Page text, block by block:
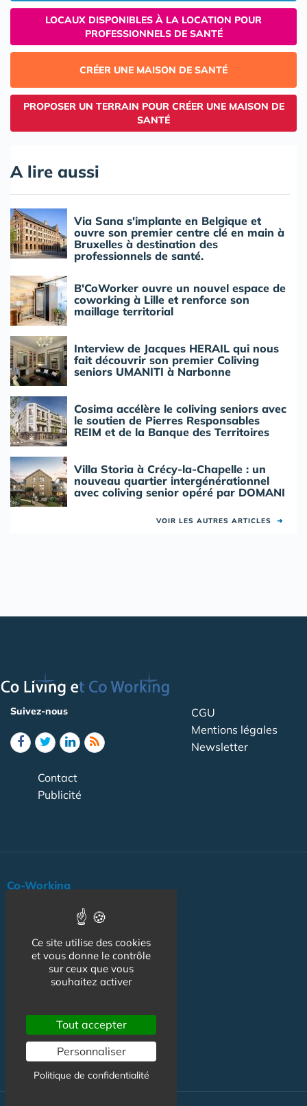
LOCAUX DISPONIBLES À LA LOCATION POUR
PROFESSIONNELS DE SANTÉ
CRÉER UNE MAISON DE SANTÉ
PROPOSER UN TERRAIN POUR CRÉER UNE MAISON DE
SANTÉ
A lire aussi
Via Sana s'implante en Belgique et
ouvre son premier centre clé en main à
Bruxelles à destination des
professionnels de santé.
B'CoWorker ouvre un nouvel espace de
coworking à Lille et renforce son
maillage territorial
Interview de Jacques HERAIL qui nous
fait découvrir son premier Coliving
seniors UMANITI à Narbonne
Cosima accélère le coliving seniors avec
le soutien de Pierres Responsables
REIM et de la Banque des Territoires
Villa Storia à Crécy-la-Chapelle : un
nouveau quartier intergénérationnel
avec coliving senior opéré par DOMANI
VOIR LES AUTRES ARTICLES ➜
Suivez-nous
CGU
Mentions légales
Newsletter
Contact
Publicité
Co-Working
Co-living Senior
Actualité
Professionnels
NOS AUTRES SITES :
Ce site utilise des cookies
et vous donne le contrôle
sur ceux que vous
souhaitez activer
Tout accepter
Personnaliser
Politique de confidentialité